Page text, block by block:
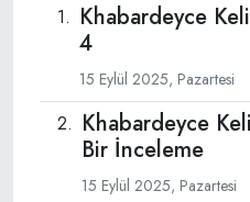
Khabardeyce
4
15 Eylül 2025, Pazartesi
Khabardeyce
Bir İnceleme
15 Eylül 2025, Pazartesi